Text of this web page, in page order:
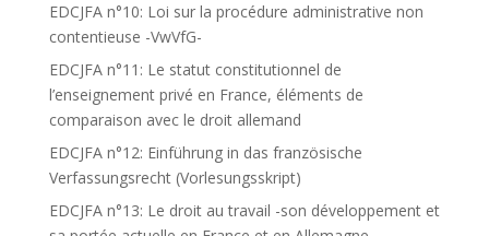
EDCJFA n°10: Loi sur la procédure administrative non
contentieuse -VwVfG-
EDCJFA n°11: Le statut constitutionnel de
l’enseignement privé en France, éléments de
comparaison avec le droit allemand
EDCJFA n°12: Einführung in das französische
Verfassungsrecht (Vorlesungsskript)
EDCJFA n°13: Le droit au travail -son développement et